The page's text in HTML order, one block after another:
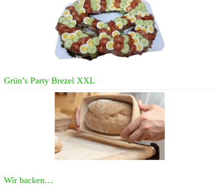
Grün’s Party Brezel XXL
Wir backen…